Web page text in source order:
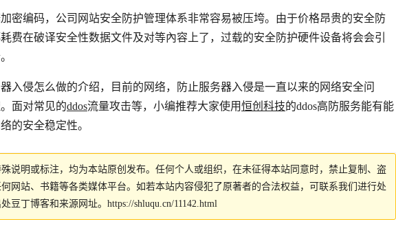
密编码，公司网站安全防护管理体系非常容易被压垮。由于价格昂贵的安全防
费在破译安全性数据文件及对等內容上了，过载的安全防护硬件设备将会会引
入侵怎么做的介绍，目前的网络，防止服务器入侵是一直以来的网络安全问
面对常见的ddos流量攻击等，小编推荐大家使用恒创科技的ddos高防服务能有能
的安全稳定性。
说明或标注，均为本站原创发布。任何个人或组织，在未征得本站同意时，禁止复制、盗
网站、书籍等各类媒体平台。如若本站内容侵犯了原著者的合法权益，可联系我们进行处
豆丁博客和来源网址。 https://shluqu.cn/11142.html